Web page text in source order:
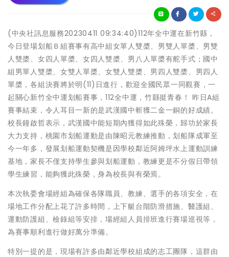
(中央社訊息服務20230411 09:34:40)112年全中運在新竹縣，
今日登場划船Ｂ組賽事有高中組女單人雙槳、男雙人單槳、男雙
人雙槳、女四人單槳、女四人雙槳、男八人單槳有舵手式；國中
組男單人雙槳、女雙人單槳、女雙人雙槳、男四人雙槳、男四人
單槳，各組決賽將於明(11)日進行，歡迎全國民眾一同觀賽，一
起關心新竹全中運划船賽事，112全中運，竹縣挺青春！ 昨日A組
賽事結束，令人耳目一新的是武漢國中斬獲二金一銅的好成績。
校長鐘啟哲表示，武漢國中能短期內獲得如此殊榮，歸功於家長
大力支持，桃園市划船運動是由陳昭元教練推動，划船隊成軍至
今一年多，發展划船運動契機是因學校鄰近阿姆坪水上運動訓練
基地，家長不僅支持學生參與划船運動，教練更是不分假日帶領
學生練習，能夠獲此殊榮，身為校長與有榮焉。
本次執委會場經組為確保各隊職員、教練、選手的各項安全，在
場地工作分配上花了許多時間，上下艇台階防滑措施、醫護組、
運動防護組、檢錄組等安排，場經組人員排班進行賽場巡視等，
為賽事順利進行做好萬分準備。
特別一提的是，現場有許多由鄰近學校組成的志工團隊，這群由